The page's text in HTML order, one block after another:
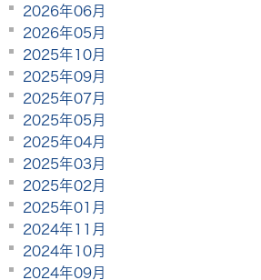
2026年06月
2026年05月
2025年10月
2025年09月
2025年07月
2025年05月
2025年04月
2025年03月
2025年02月
2025年01月
2024年11月
2024年10月
2024年09月